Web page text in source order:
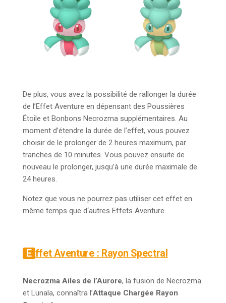
De plus, vous avez la possibilité de rallonger la durée
de l’Effet Aventure en dépensant des Poussières
Étoile et Bonbons Necrozma supplémentaires. Au
moment d’étendre la durée de l’effet, vous pouvez
choisir de le prolonger de 2 heures maximum, par
tranches de 10 minutes. Vous pouvez ensuite de
nouveau le prolonger, jusqu’à une durée maximale de
24 heures.
Notez que vous ne pourrez pas utiliser cet effet en
même temps que d‘autres Effets Aventure.
Effet Aventure : Rayon Spectral
Necrozma Ailes de l’Aurore, la fusion de Necrozma
et Lunala, connaîtra l’Attaque Chargée Rayon